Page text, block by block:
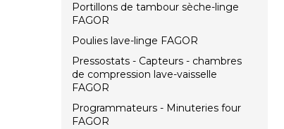
Portillons de tambour sèche-linge
FAGOR
Poulies lave-linge FAGOR
Pressostats - Capteurs - chambres
de compression lave-vaisselle
FAGOR
Programmateurs - Minuteries four
FAGOR